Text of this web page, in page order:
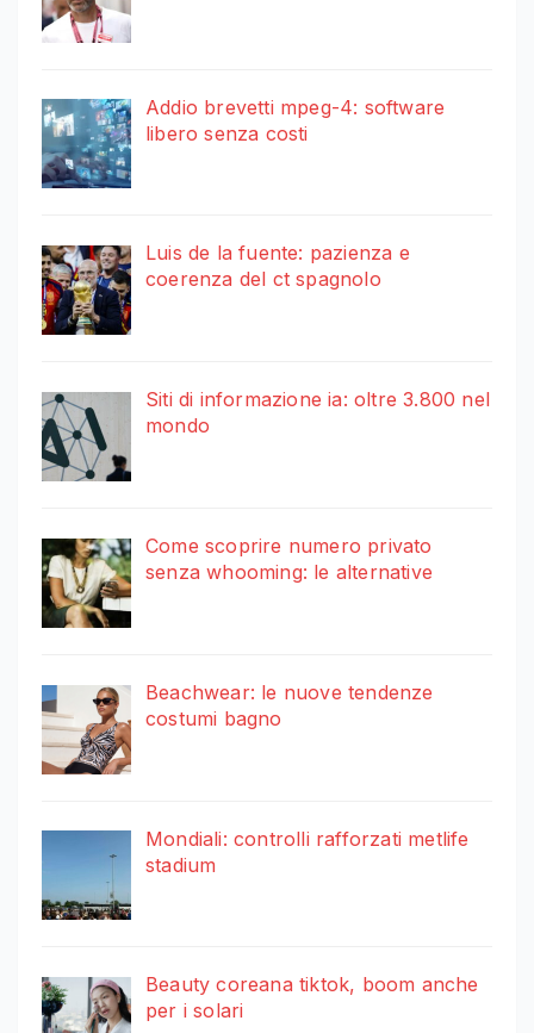
Addio brevetti mpeg-4: software
libero senza costi
Luis de la fuente: pazienza e
coerenza del ct spagnolo
Siti di informazione ia: oltre 3.800 nel
mondo
Come scoprire numero privato
senza whooming: le alternative
Beachwear: le nuove tendenze
costumi bagno
Mondiali: controlli rafforzati metlife
stadium
Beauty coreana tiktok, boom anche
per i solari